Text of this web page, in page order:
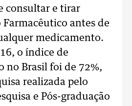
consultar e tirar
antes de
medicamento.
o índice de
no Brasil foi de 72%,
realizada pelo
e Pós-graduação